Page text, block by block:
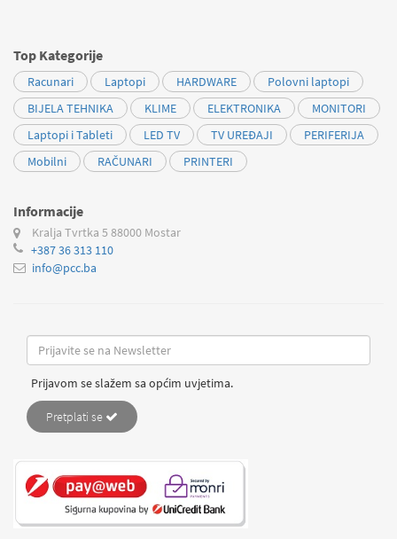
Top Kategorije
Racunari Laptopi HARDWARE
Polovni laptopi
BIJELA TEHNIKA
KLIME ELEKTRONIKA
MONITORI
Laptopi i Tableti
LED TV TV UREĐAJI
PERIFERIJA
Mobilni
RAČUNARI PRINTERI
Informacije
Kralja Tvrtka 5 88000 Mostar
+387 36 313 110
info@pcc.ba
Prijavom se slažem sa općim uvjetima.
Pretplati se